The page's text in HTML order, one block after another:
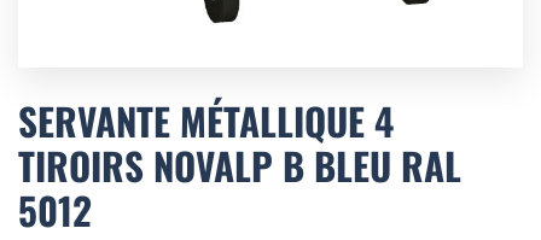
to
the
beginning
the
images
SERVANTE MÉTALLIQUE 4
TIROIRS NOVALP B BLEU RAL
5012